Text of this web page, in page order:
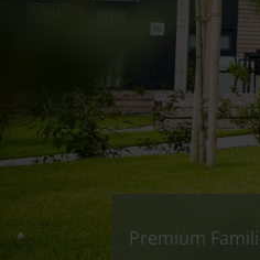
Premium
Premium
Premium